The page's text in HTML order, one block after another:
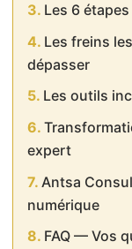
Les 6
Les freins
dépasser
Les outils
expert
Antsa
numérique
FAQ — Vos